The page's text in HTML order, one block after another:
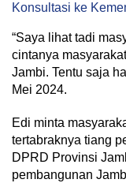
Konsultasi ke
“Saya lihat tadi
cintanya
Jambi. Tentu saja
Mei 2024.
Edi minta
tertabraknya tiang
DPRD Provinsi
pembangunan